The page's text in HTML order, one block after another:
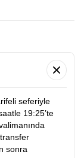
seferiyle
19:25’te
transfer
sonra